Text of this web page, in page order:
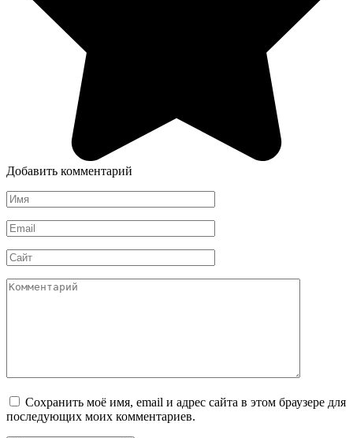
Добавить комментарий
Имя
*
Email
*
Сайт
Комментарий
Сохранить моё имя, email и адрес сайта в этом браузере для
последующих моих комментариев.